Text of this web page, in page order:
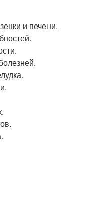
и печени.